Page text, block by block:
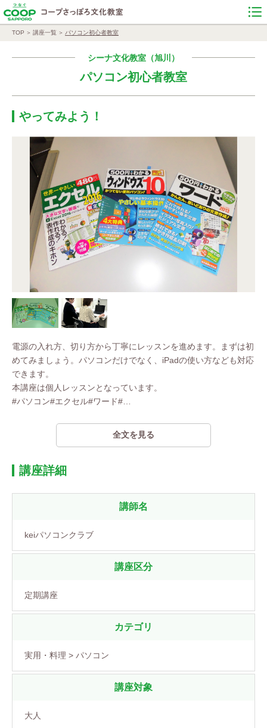
TOP 講座一覧 パソコン初心者教室
シーナ文化教室（旭川）
パソコン初心者教室
やってみよう！
電源の入れ方、切り方から丁寧にレッスンを進めます。まずは初
めてみましょう。パソコンだけでなく、iPadの使い方なども対応
できます。
本講座は個人レッスンとなっています。
#パソコン#エクセル#ワード#
全文を見る
講座詳細
講師名
keiパソコンクラブ
講座区分
定期講座
カテゴリ
実用・料理 > パソコン
講座対象
大人